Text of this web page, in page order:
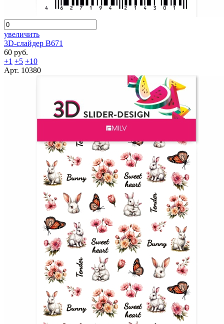
увеличить
3D-слайдер B671
60 руб.
+1 +5 +10
Арт. 10380